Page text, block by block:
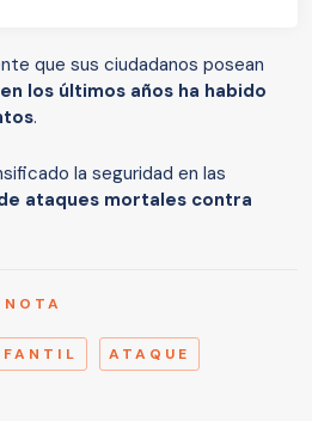
que sus ciudadanos posean
los últimos años ha habido
.
la seguridad en las
ataques mortales contra
ATAQUE